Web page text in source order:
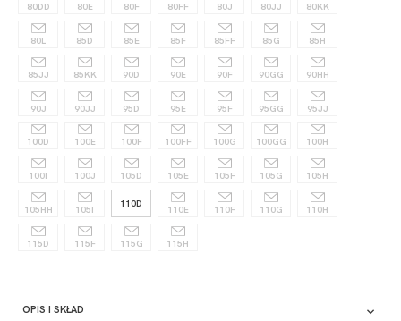
80DD 80E 80F 80FF 80J 80JJ 80KK
80L 85D 85E 85F 85FF 85G 85H
85JJ 85KK 90D 90E 90F 90GG 90HH
90J 90JJ 95D 95E 95F 95GG 95JJ
100D 100E 100F 100FF 100G 100GG 100H
100I 100J 105D 105E 105F 105G 105H
105HH 105I
110D
110E 110F 110G 110H
115D 115F 115G 115H
OPIS I SKŁAD